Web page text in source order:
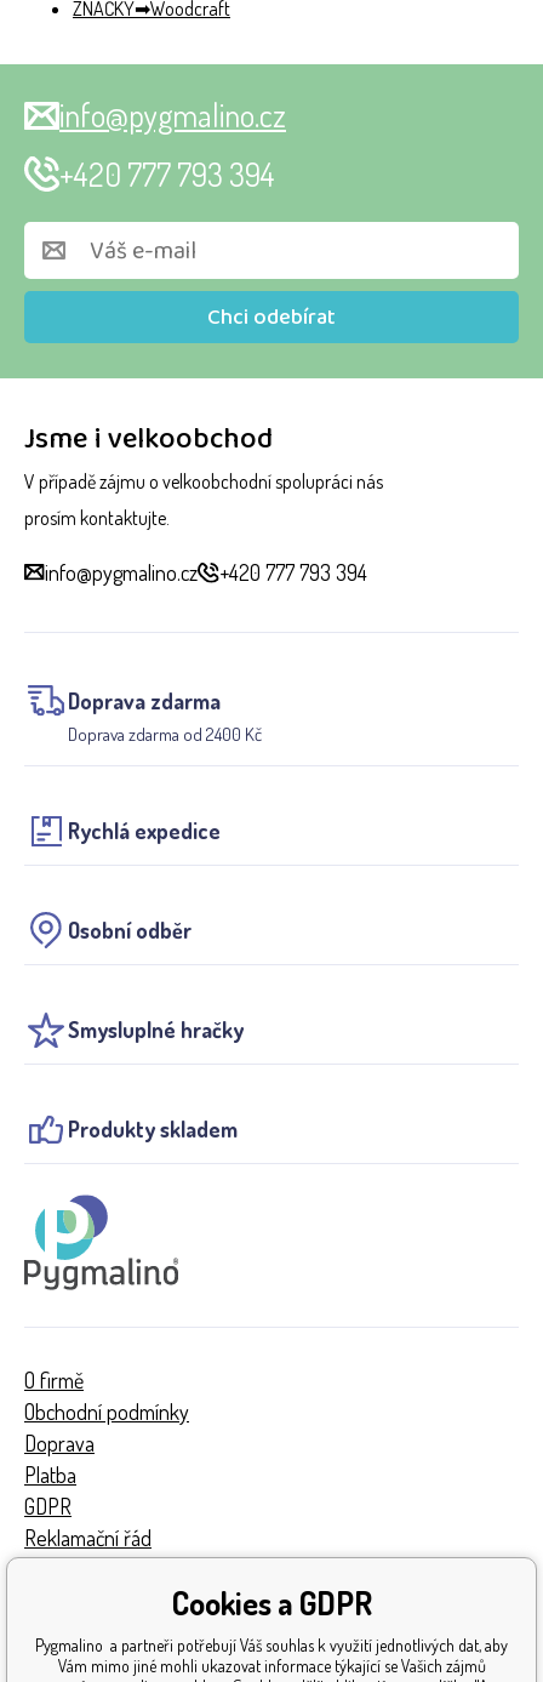
ZNAČKY Woodcraft
Jsme i velkoobchod
V případě zájmu o velkoobchodní spolupráci nás
prosím kontaktujte.
info@pygmalino.cz +420 777 793 394
Doprava zdarma
Doprava zdarma od 2400 Kč
Rychlá expedice
Osobní odběr
Smysluplné hračky
Produkty skladem
Chci odebírat
info@pygmalino.cz
+420 777 793 394
O firmě
Obchodní podmínky
Doprava
Platba
GDPR
Reklamační řád
Získaná ocenění
Katalog hraček
Cookies a GDPR
Pygmalino a partneři potřebují Váš souhlas k využití jednotlivých dat, aby
Vám mimo jiné mohli ukazovat informace týkající se Vašich zájmů